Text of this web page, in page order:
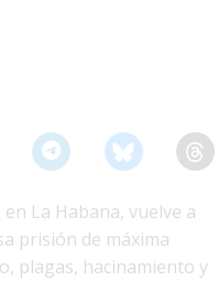
La Habana, vuelve a
prisión de máxima
plagas, hacinamiento y